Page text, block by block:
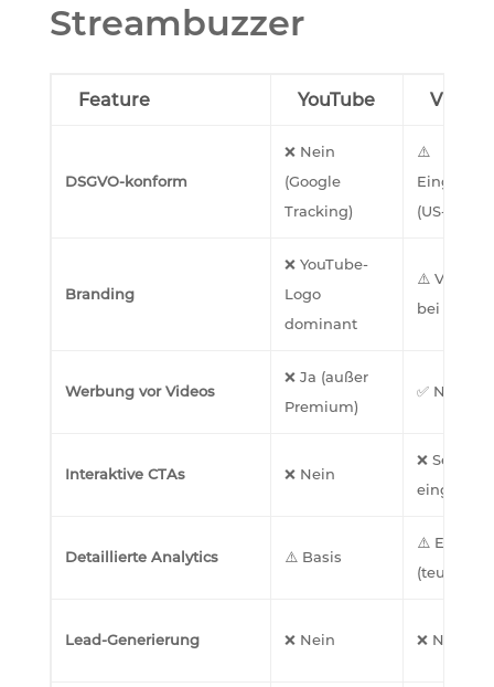
Streambuzzer
Feature YouTube Vimeo
DSGVO-konform
❌ Nein
(Google
Tracking)
⚠️
(US-Firma)
Branding
❌ YouTube-
Logo
dominant
⚠️ Vimeo-
bei Free
Werbung vor Videos
❌ Ja (außer
Premium)
✅ Nein
Interaktive CTAs ❌ Nein
❌ Sehr
Detaillierte Analytics ⚠️ Basis
⚠️
(teuer)
Lead-Generierung ❌ Nein ❌ Nein